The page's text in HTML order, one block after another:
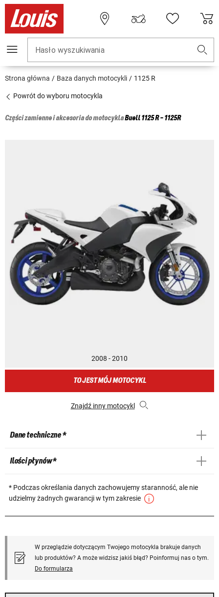
Hasło wyszukiwania
Strona główna Baza danych motocykli 1125 R
Powrót do wyboru motocykla
Części zamienne i akcesoria do motocyklaBuell1125 R - 1125R
2008 - 2010
TO JEST MÓJ MOTOCYKL
Znajdź inny motocykl
Dane techniczne *
Ilości płynów *
* Podczas określania danych zachowujemy staranność, ale nie
udzielmy żadnych gwarancji w tym zakresie
W przeglądzie dotyczącym Twojego motocykla brakuje danych
lub produktów? A może widzisz jakiś błąd? Poinformuj nas o tym.
Do formularza